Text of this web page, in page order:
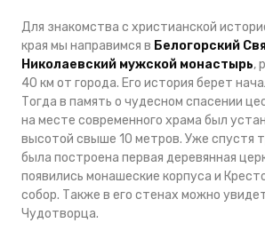
Для знакомства с христианской
края мы направимся в Белогорский
Николаевский мужской монастырь,
40 км от города. Его история берет
Тогда в память о чудесном спасении
на месте современного храма был
высотой свыше 10 метров. Уже спустя
была построена первая деревянная
появились монашеские корпуса и
собор. Также в его стенах можно
Чудотворца.